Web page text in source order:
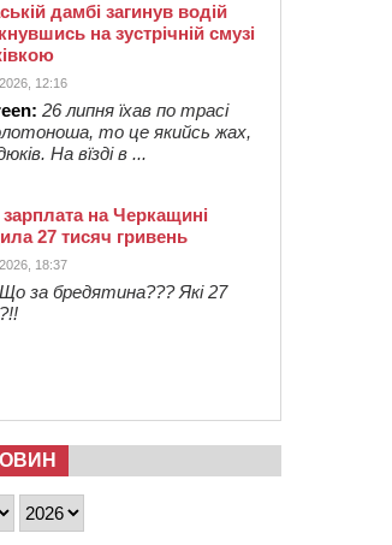
дамбі загинув водій
на зустрічній смузі
12:16
26 липня їхав по трасі
то це якийсь жах,
На вїзді в ...
на Черкащині
27 тисяч гривень
18:37
Що за бредятина??? Які 27